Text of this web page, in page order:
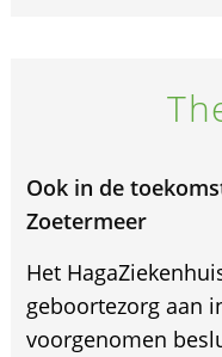
Ook in de
Zoetermeer
Het
geboortezorg aan
voorgenomen